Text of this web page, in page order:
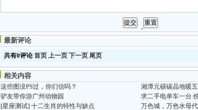
最新评论
共有0评论首页 上一页 下一页 尾页
相关内容
这些图没PS过，你们信吗？
湘潭元硕碳晶地暖
驴友带你游广州动物园
求二手电单车一台.
[星座测试] 十二生肖的特性与缺点